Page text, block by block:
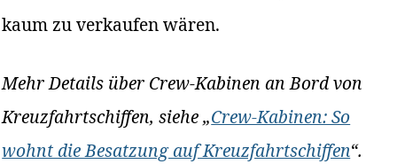
kaum zu verkaufen wären.
Mehr Details über Crew-Kabinen an Bord von
Kreuzfahrtschiffen, siehe „Crew-Kabinen: So
wohnt die Besatzung auf Kreuzfahrtschiffen“.